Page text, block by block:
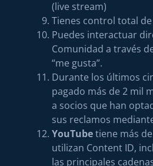
(live stream)
Tienes control total
Puedes interactuar
Comunidad a través
“me gusta”.
Durante los últimos
pagado más de 2 mil
a socios que han
sus reclamos
YouTubetiene más
utilizan Content ID,
las principales